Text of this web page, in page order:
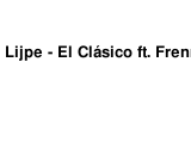
Lijpe - El Clásico ft.